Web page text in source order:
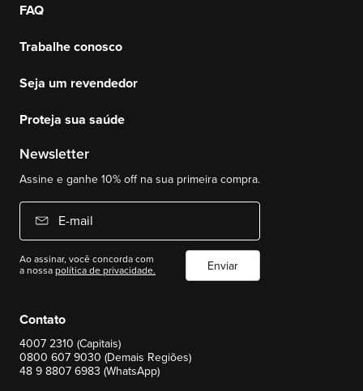
Contato
4007 2310 (Capitais)
0800 607 9030 (Demais Regiões)
48 9 8807 6983 (WhatsApp)
FAQ
Trabalhe conosco
Seja um revendedor
Proteja sua saúde
Newsletter
Assine e ganhe 10% off na sua primeira compra.
E-mail
Ao assinar, você concorda com
a nossapolítica de privacidade. Enviar